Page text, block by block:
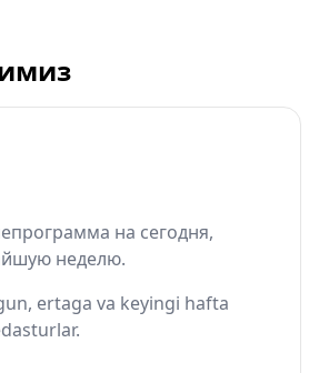
на сегодня,
неделю.
ertaga va keyingi hafta